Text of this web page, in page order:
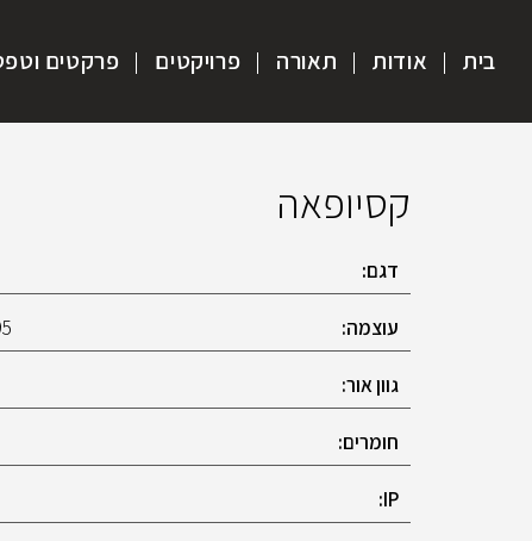
בית אודות תאורה פרויקטים פרקטים
קסיופאה
דגם:
עוצמה:
גוון אור:
חומרים:
IP: